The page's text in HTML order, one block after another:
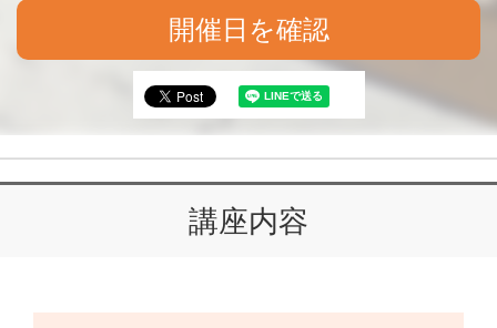
開催日を確認
講座内容